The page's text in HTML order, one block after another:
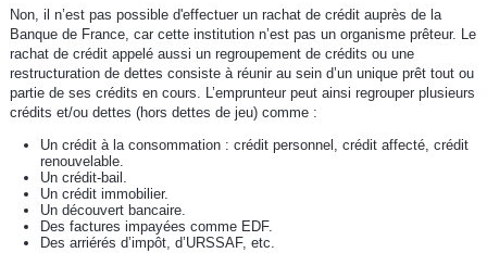
Non, il n’est pas possible d'effectuer un rachat de crédit auprès de la
Banque de France, car cette institution n’est pas un organisme prêteur. Le
rachat de crédit appelé aussi un regroupement de crédits ou une
restructuration de dettes consiste à réunir au sein d’un unique prêt tout ou
partie de ses crédits en cours. L’emprunteur peut ainsi regrouper plusieurs
crédits et/ou dettes (hors dettes de jeu) comme :
Un crédit à la consommation : crédit personnel, crédit affecté, crédit
renouvelable.
Un crédit-bail.
Un crédit immobilier.
Un découvert bancaire.
Des factures impayées comme EDF.
Des arriérés d’impôt, d’URSSAF, etc.